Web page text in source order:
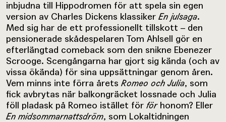
inbjudna till Hippodromen för att spela sin egen
version av Charles Dickens klassiker En julsaga.
Med sig har de ett professionellt tillskott – den
pensionerade skådespelaren Tom Ahlsell gör en
efterlängtad comeback som den snikne Ebenezer
Scrooge. Scengångarna har gjort sig kända (och av
vissa ökända) för sina uppsättningar genom åren.
Vem minns inte förra årets Romeo och Julia, som
fick avbrytas när balkongräcket lossnade och Julia
föll pladask på Romeo istället för för honom? Eller
En midsommarnattsdröm, som Lokaltidningen